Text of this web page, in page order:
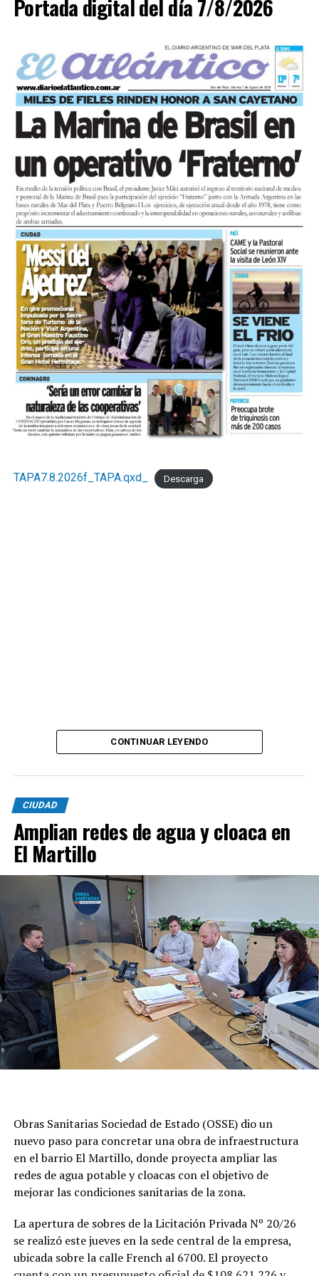
Portada digital del día 7/8/2026
TAPA7.8.2026f_TAPA.qxd_ Descarga
CONTINUAR LEYENDO
CIUDAD
Amplian redes de agua y cloaca en
El Martillo
Obras Sanitarias Sociedad de Estado (OSSE) dio un
nuevo paso para concretar una obra de infraestructura
en el barrio El Martillo, donde proyecta ampliar las
redes de agua potable y cloacas con el objetivo de
mejorar las condiciones sanitarias de la zona.
La apertura de sobres de la Licitación Privada Nº 20/26
se realizó este jueves en la sede central de la empresa,
ubicada sobre la calle French al 6700. El proyecto